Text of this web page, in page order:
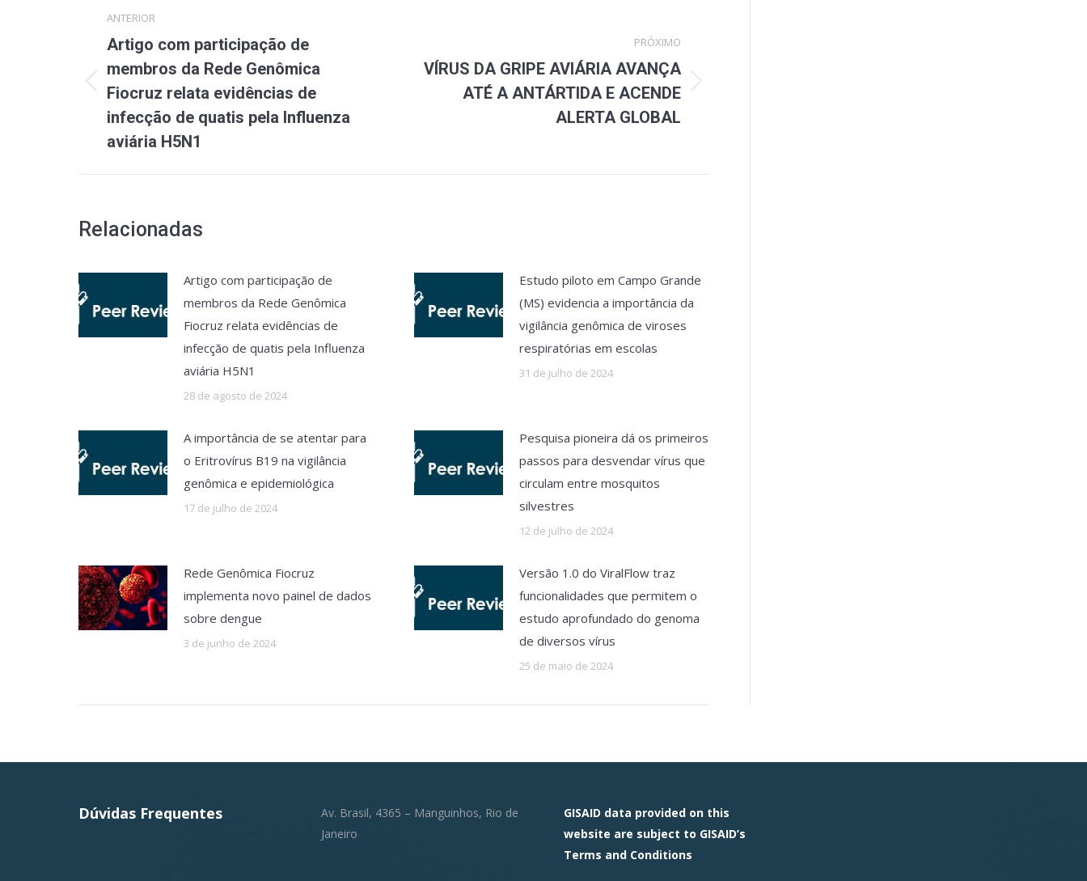
post:
ANTERIOR
Post
anterior:
Artigo com participação de
membros da Rede Genômica
Fiocruz relata evidências de
infecção de quatis pela Influenza
aviária H5N1
PRÓXIMO
VÍRUS DA GRIPE AVIÁRIA AVANÇA
ATÉ A ANTÁRTIDA E ACENDE
ALERTA GLOBAL
Relacionadas
Artigo com participação de
membros da Rede Genômica
Fiocruz relata evidências de
infecção de quatis pela Influenza
aviária H5N1
28 de agosto de 2024
Estudo piloto em Campo Grande
(MS) evidencia a importância da
vigilância genômica de viroses
respiratórias em escolas
31 de julho de 2024
A importância de se atentar para
o Eritrovírus B19 na vigilância
genômica e epidemiológica
17 de julho de 2024
Pesquisa pioneira dá os primeiros
passos para desvendar vírus que
circulam entre mosquitos
silvestres
12 de julho de 2024
Rede Genômica Fiocruz
implementa novo painel de dados
sobre dengue
3 de junho de 2024
Versão 1.0 do ViralFlow traz
funcionalidades que permitem o
estudo aprofundado do genoma
de diversos vírus
25 de maio de 2024
Dúvidas Frequentes
Av. Brasil, 4365 – Manguinhos, Rio de
Janeiro
GISAID data provided on this
website are subject to GISAID’s
Terms and Conditions